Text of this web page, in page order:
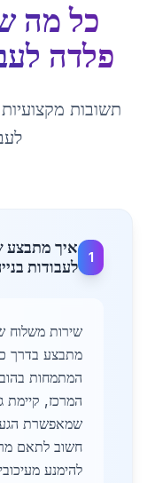
כל מה
פלדה
תשובות
1
איך מתבצע
לעבודות
שירות משלוח
מתבצע בדרך
המתמחות
המרכז, קיימת
שמאפשרת
חשוב לתאם
להימנע